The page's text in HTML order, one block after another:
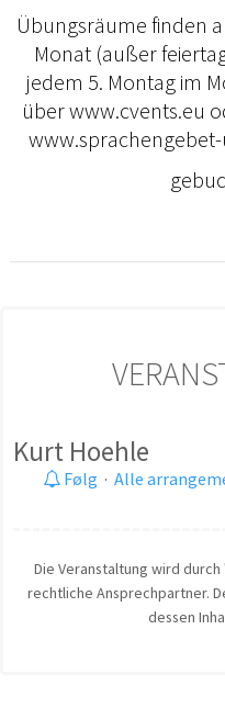
Übungsräume finden
Monat (außer
jedem 5. Montag im
über www.cvents.eu
Kurt Hoehle
Følg · Alle
Die Veranstaltung wird durch
rechtliche Ansprechpartner.
dessen